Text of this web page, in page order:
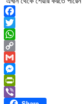
Facebook
Twitter
WhatsApp
Copy
Link
Gmail
Messenger
PrintFriendly